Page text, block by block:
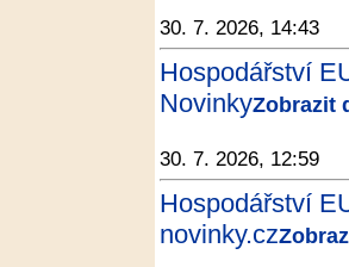
30. 7. 2026, 14:43
Hospodářství
NovinkyZobrazit
30. 7. 2026, 12:59
Hospodářství
novinky.cz